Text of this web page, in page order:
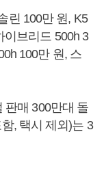
린 100만 원, K5
이브리드 500h 3
100만 원, 스
판매 300만대 돌
, 택시 제외)는 3